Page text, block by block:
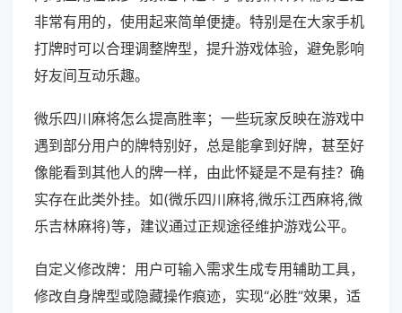
非常有用的，使用起来简单便捷。特别是在大家手机
打牌时可以合理调整牌型，提升游戏体验，避免影响
好友间互动乐趣。
微乐四川麻将怎么提高胜率；一些玩家反映在游戏中
遇到部分用户的牌特别好，总是能拿到好牌，甚至好
像能看到其他人的牌一样，由此怀疑是不是有挂？确
实存在此类外挂。如(微乐四川麻将,微乐江西麻将,微
乐吉林麻将)等，建议通过正规途径维护游戏公平。
自定义修改牌：用户可输入需求生成专用辅助工具，
修改自身牌型或隐藏操作痕迹，实现“必胜”效果，适